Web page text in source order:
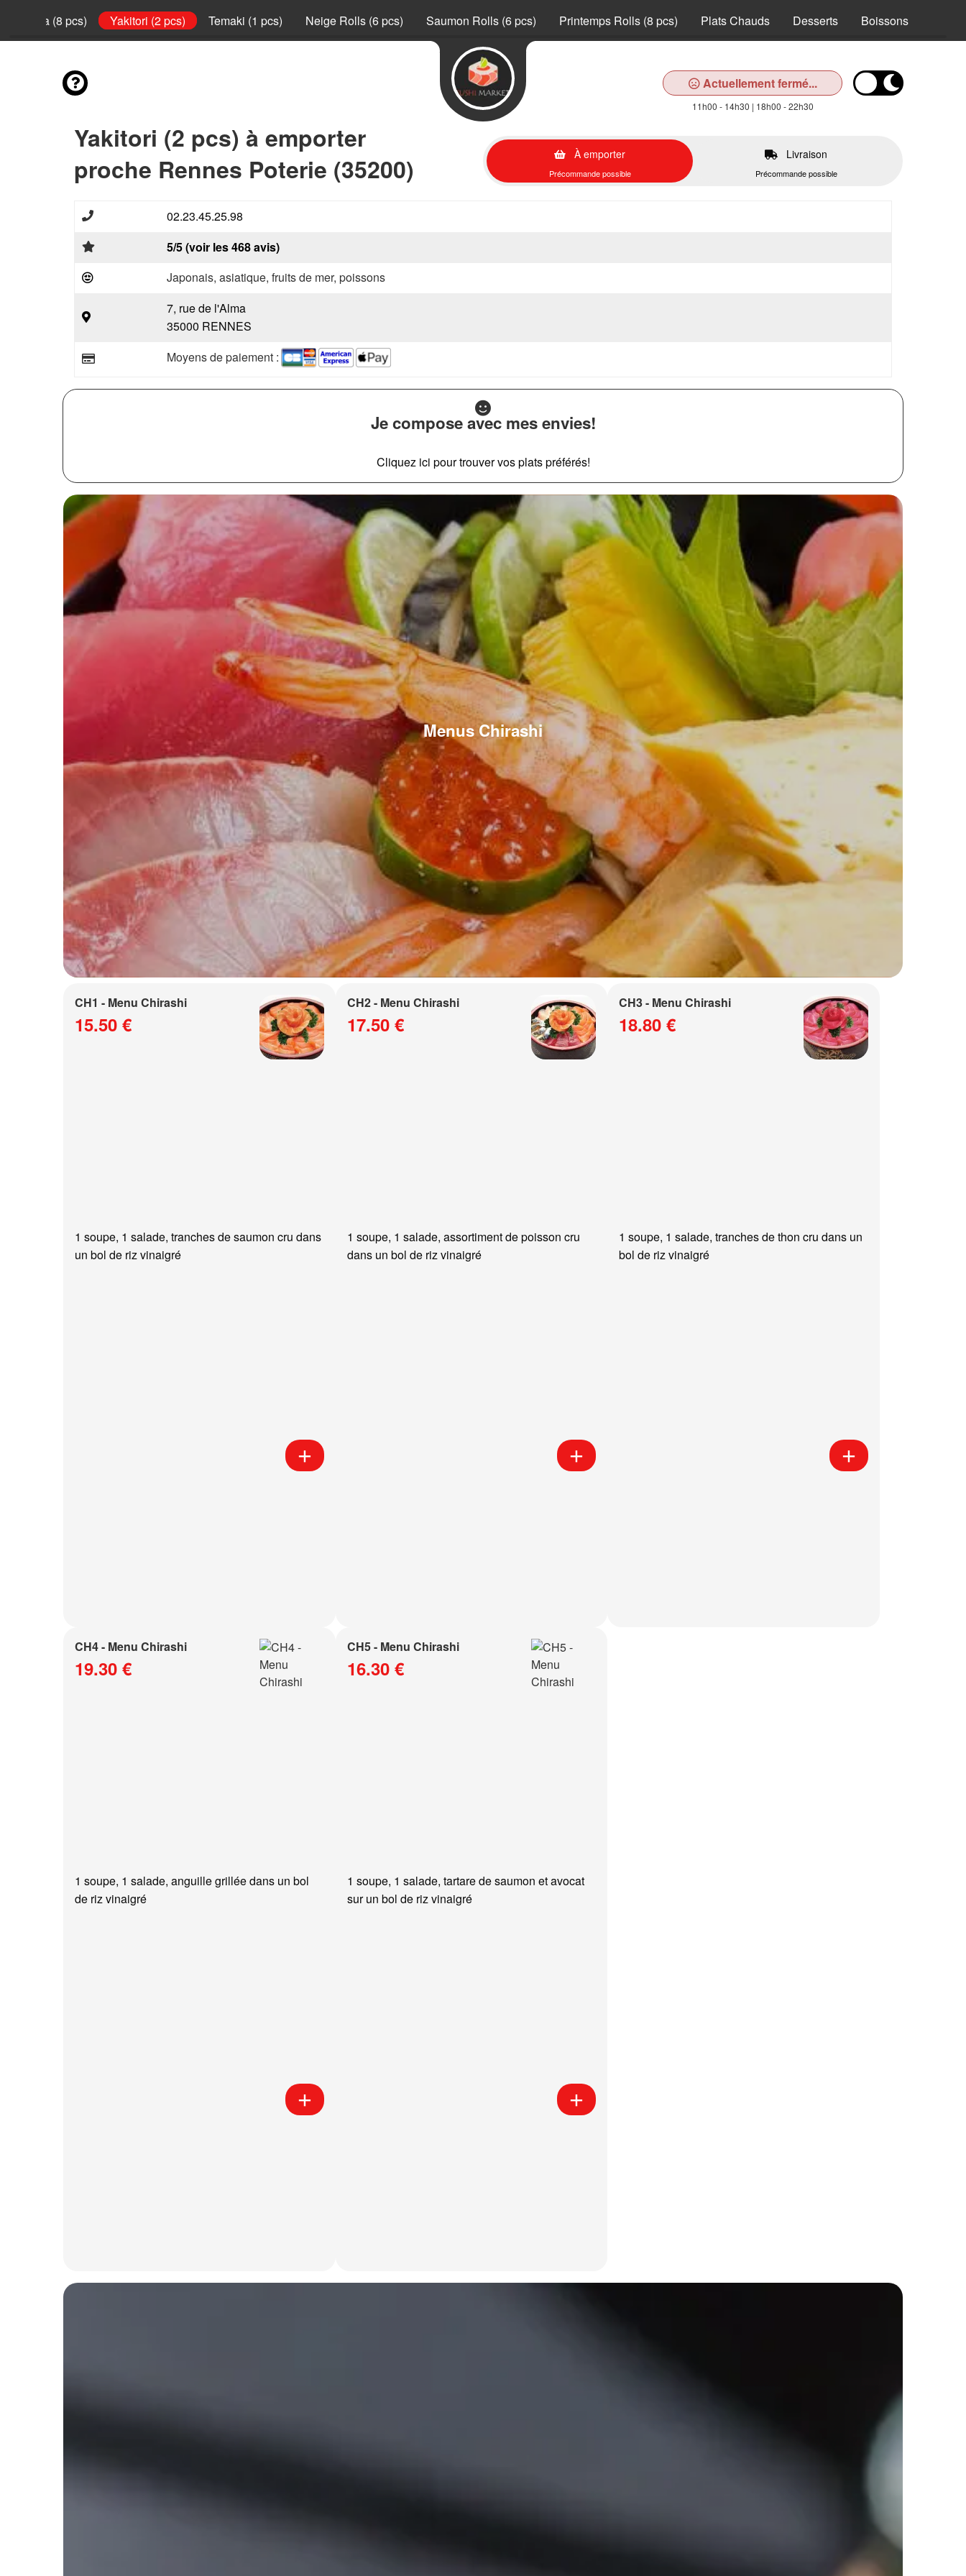
California (8 pcs) Yakitori (2 pcs) Temaki (1 pcs) Neige Rolls (6 pcs) Saumon Rolls (6 pcs) Printemps Rolls (8 pcs) Plats Chauds Desserts Boissons
Actuellement fermé...
11h00 - 14h30 | 18h00 - 22h30
Yakitori (2 pcs) à emporter
proche Rennes Poterie (35200)
À emporter
Précommande possible
Livraison
Précommande possible
02.23.45.25.98
5/5 (voir les 468 avis)
Japonais, asiatique, fruits de mer, poissons
7, rue de l'Alma
35000 RENNES
Moyens de paiement :
Je compose avec mes envies!
Cliquez ici pour trouver vos plats préférés!
Menus Chirashi
CH1 - Menu Chirashi
15.50 €
1 soupe, 1 salade, tranches de saumon cru dans
un bol de riz vinaigré
CH2 - Menu Chirashi
17.50 €
1 soupe, 1 salade, assortiment de poisson cru
dans un bol de riz vinaigré
CH3 - Menu Chirashi
18.80 €
1 soupe, 1 salade, tranches de thon cru dans un
bol de riz vinaigré
CH4 - Menu Chirashi
19.30 €
1 soupe, 1 salade, anguille grillée dans un bol
de riz vinaigré
CH5 - Menu Chirashi
16.30 €
1 soupe, 1 salade, tartare de saumon et avocat
sur un bol de riz vinaigré